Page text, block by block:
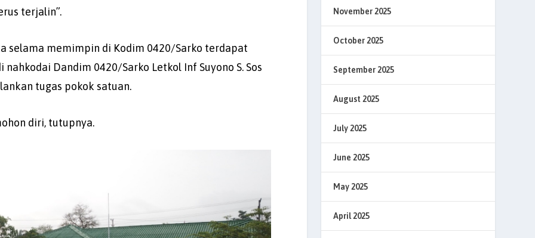
terjalin”.
selama memimpin di Kodim 0420/Sarko terdapat
Dandim 0420/Sarko Letkol Inf Suyono S. Sos
tugas pokok satuan.
diri, tutupnya.
November 2025
October 2025
September 2025
August 2025
July 2025
June 2025
May 2025
April 2025